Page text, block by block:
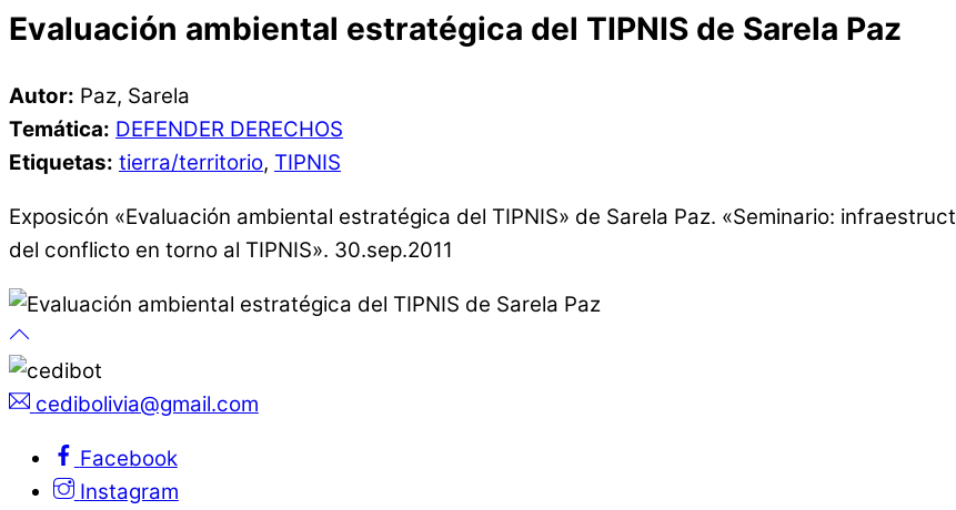
Evaluación ambiental estratégica del TIPNIS de Sarela Paz
Autor: Paz, Sarela
Temática: DEFENDER DERECHOS
Etiquetas: tierra/territorio, TIPNIS
Exposicón «Evaluación ambiental estratégica del TIPNIS» de Sarela Paz. «Seminario:
del conflicto en torno al TIPNIS». 30.sep.2011
cedibolivia@gmail.com
Facebook
Instagram